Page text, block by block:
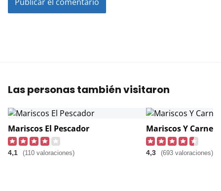
Las personas también visitaron
Mariscos El Pescador
4,1 (110 valoraciones)
Mariscos Y Carnes
4,3 (693 valoraciones)